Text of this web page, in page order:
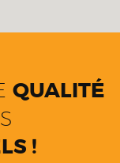
QUALITÉ
!